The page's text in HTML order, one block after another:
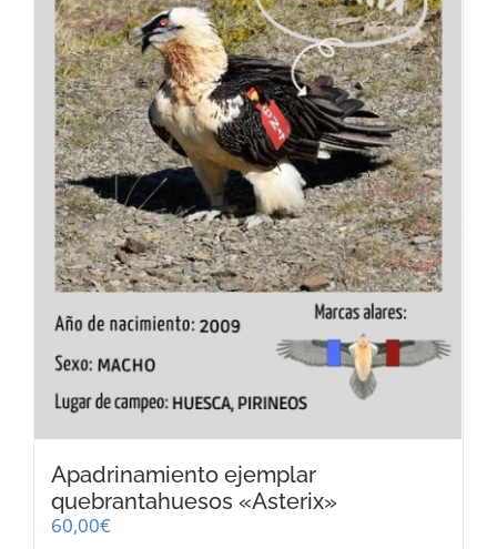
CARRITO
Apadrinamiento ejemplar
quebrantahuesos «Asterix»
60,00€